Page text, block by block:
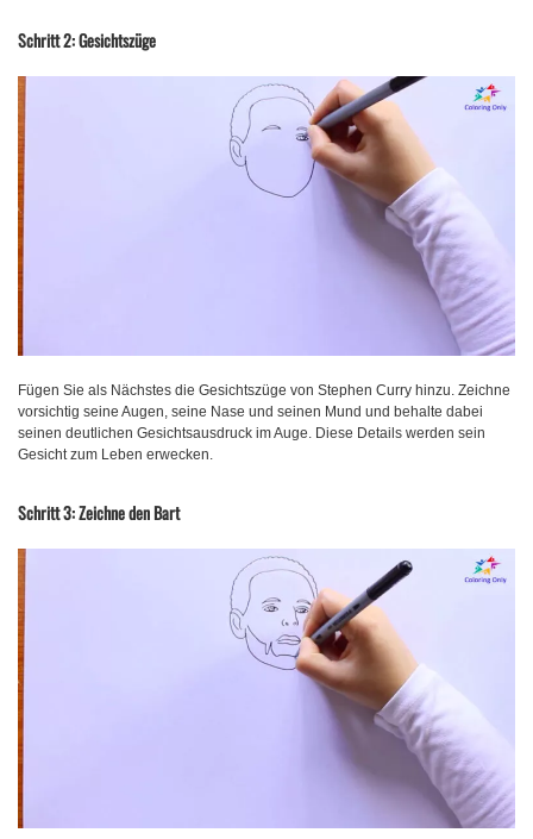
Schritt 2: Gesichtszüge
Fügen Sie als Nächstes die Gesichtszüge von Stephen Curry hinzu. Zeichne
vorsichtig seine Augen, seine Nase und seinen Mund und behalte dabei
seinen deutlichen Gesichtsausdruck im Auge. Diese Details werden sein
Gesicht zum Leben erwecken.
Schritt 3: Zeichne den Bart